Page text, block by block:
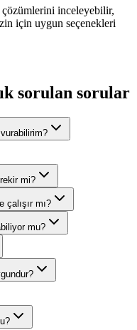
çözümlerini inceleyebilir,
için uygun seçenekleri
sorulan sorular
mi?
çalışır mı?
mu?